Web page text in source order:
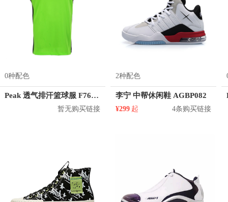
0种配色
Peak 透气排汗篮球服 F762101
暂无购买链接
2种配色
李宁 中帮休闲鞋 AGBP082
¥299 起 4条购买链接